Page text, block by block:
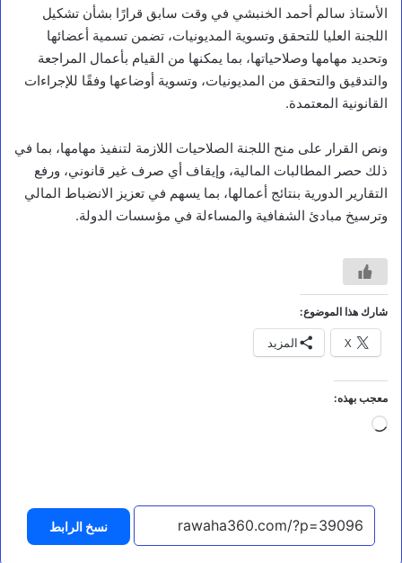
الأستاذ سالم أحمد الخنبشي في وقت سابق قرارًا بشأن تشكيل
اللجنة العليا للتحقق وتسوية المديونيات، تضمن تسمية أعضائها
وتحديد مهامها وصلاحياتها، بما يمكنها من القيام بأعمال المراجعة
والتدقيق والتحقق من المديونيات، وتسوية أوضاعها وفقًا للإجراءات
القانونية المعتمدة.
ونص القرار على منح اللجنة الصلاحيات اللازمة لتنفيذ مهامها، بما في
ذلك حصر المطالبات المالية، وإيقاف أي صرف غير قانوني، ورفع
التقارير الدورية بنتائج أعمالها، بما يسهم في تعزيز الانضباط المالي
وترسيخ مبادئ الشفافية والمساءلة في مؤسسات الدولة.
شارك هذا الموضوع:
X المزيد
معجب بهذه:
جاري
نسخ الرابط
ا
ل
ن
ص
ا
ل
ك
ي
ا
ن